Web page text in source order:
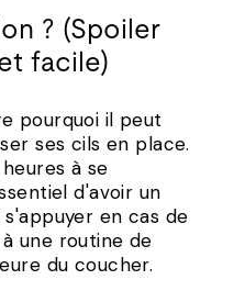
? (Spoiler
facile)
pourquoi il peut
ses cils en place.
à se
d'avoir un
en cas de
une routine de
du coucher.